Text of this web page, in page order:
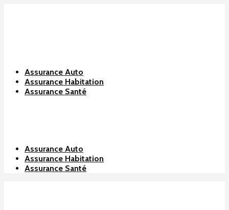
Assurance Auto
Assurance Habitation
Assurance Santé
Assurance Auto
Assurance Habitation
Assurance Santé